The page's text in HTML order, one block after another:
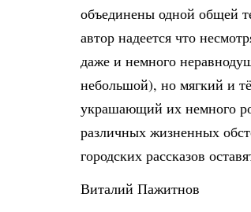
объединены одной общей
автор надеется что
даже и немного
небольшой), но мягкий и
украшающий их немного
различных жизненных
городских рассказов
Виталий Пажитнов